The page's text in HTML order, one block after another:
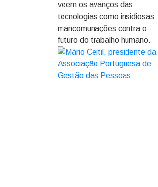
veem os avanços das
tecnologias como insidiosas
mancomunações contra o
futuro do trabalho humano.